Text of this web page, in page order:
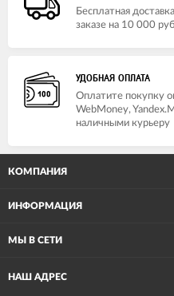
Бесплатная
заказе на 10 000
УДОБНАЯ ОПЛАТА
Оплатите покупку
WebMoney,
наличными курьеру
КОМПАНИЯ
ИНФОРМАЦИЯ
МЫ В СЕТИ
НАШ АДРЕС